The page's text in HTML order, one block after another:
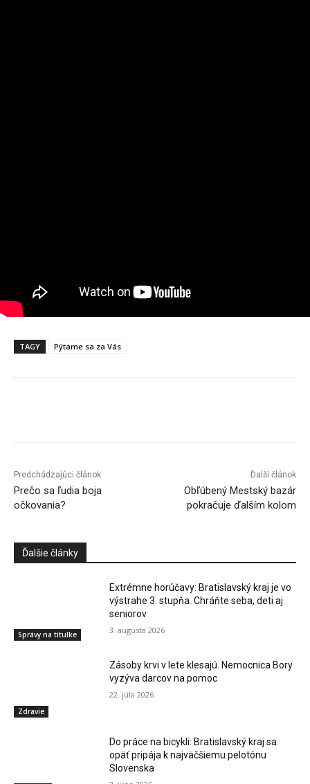
TAGY Pýtame sa za Vás
Predchádzajúci článok
Prečo sa ľudia boja
očkovania?
Ďalší článok
Obľúbený Mestský bazár
pokračuje ďalším kolom
Ďalšie články
Správy na titulke
Extrémne horúčavy: Bratislavský kraj je vo
výstrahe 3. stupňa. Chráňte seba, deti aj
seniorov
3. augusta 2026
Zdravie
Zásoby krvi v lete klesajú. Nemocnica Bory
vyzýva darcov na pomoc
22. júla 2026
Do práce na bicykli: Bratislavský kraj sa
opäť pripája k najväčšiemu pelotónu
Slovenska